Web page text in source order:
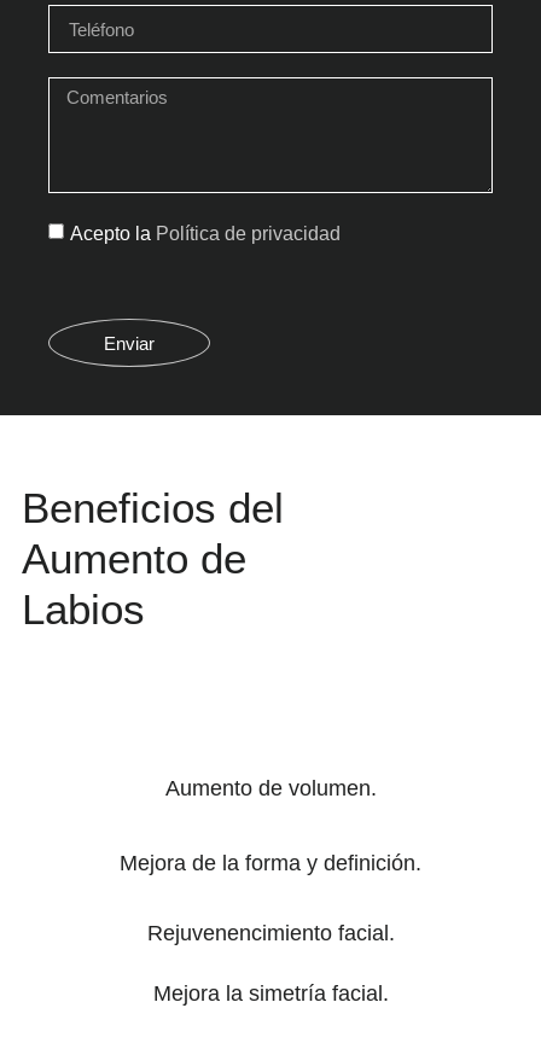
Acepto la Política de privacidad
Enviar
Beneficios del
Aumento de
Labios
Aumento de volumen.
Mejora de la forma y definición.
Rejuvenencimiento facial.
Mejora la simetría facial.